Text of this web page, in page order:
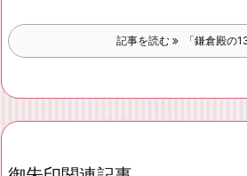
記事を読む 「鎌倉殿の